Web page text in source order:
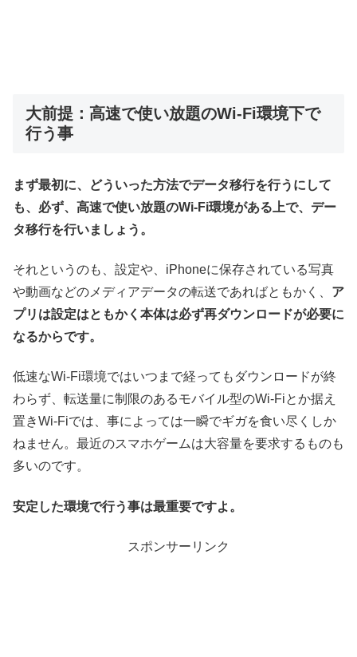
大前提：高速で使い放題のWi-Fi環境下で
行う事
まず最初に、どういった方法でデータ移行を行うにして
も、必ず、高速で使い放題のWi-Fi環境がある上で、デー
タ移行を行いましょう。
それというのも、設定や、iPhoneに保存されている写真
や動画などのメディアデータの転送であればともかく、 ア
プリは設定はともかく本体は必ず再ダウンロードが必要に
なるからです。
低速なWi-Fi環境ではいつまで経ってもダウンロードが終
わらず、転送量に制限のあるモバイル型のWi-Fiとか据え
置きWi-Fiでは、事によっては一瞬でギガを食い尽くしか
ねません。最近のスマホゲームは大容量を要求するものも
多いのです。
安定した環境で行う事は最重要ですよ。
スポンサーリンク